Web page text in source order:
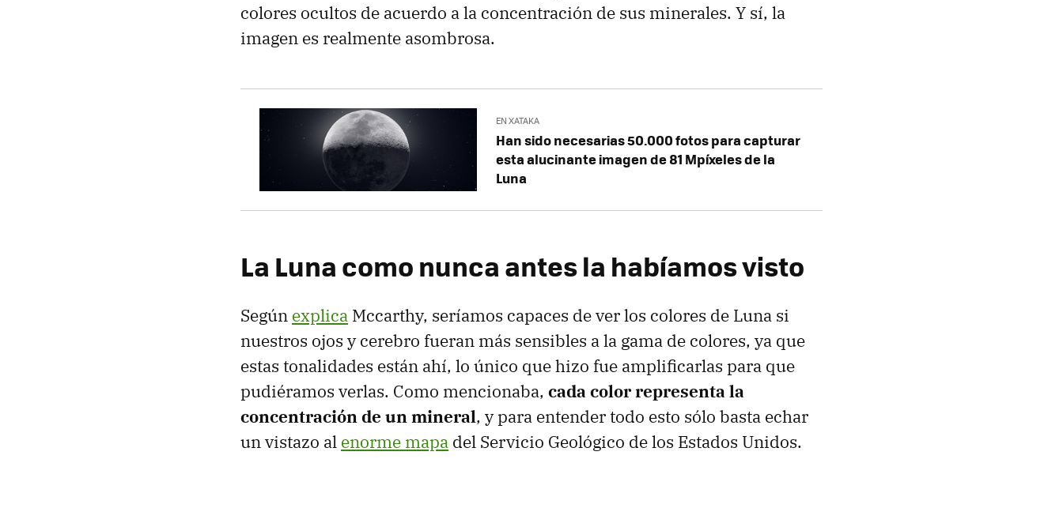
colores ocultos de acuerdo a la concentración de sus minerales. Y sí, la
imagen es realmente asombrosa.
EN XATAKA
Han sido necesarias 50.000 fotos para capturar
esta alucinante imagen de 81 Mpíxeles de la
Luna
La Luna como nunca antes la habíamos visto
Según explica Mccarthy, seríamos capaces de ver los colores de Luna si
nuestros ojos y cerebro fueran más sensibles a la gama de colores, ya que
estas tonalidades están ahí, lo único que hizo fue amplificarlas para que
pudiéramos verlas. Como mencionaba, cada color representa la
concentración de un mineral, y para entender todo esto sólo basta echar
un vistazo al enorme mapa del Servicio Geológico de los Estados Unidos.